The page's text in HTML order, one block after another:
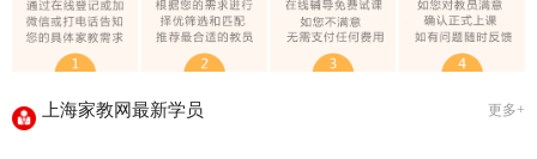
教员首次给家长打电话注意事项 2016-11-15
上海家教网教员首次上门试教注意事项 2016-11-15
上海家教网注册协议 2016-11-15
上海家教网最新学员 更多+